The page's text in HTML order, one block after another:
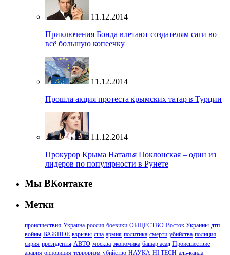
11.12.2014
Приключения Бонда влетают создателям саги во
всё большую копеечку
11.12.2014
Прошла акция протеста крымских татар в Турции
11.12.2014
Прокурор Крыма Наталья Поклонская – один из
лидеров по популярности в Рунете
Мы ВКонтакте
Метки
происшествия Украина россия боевики ОБЩЕСТВО Восток Украины дтп
войны ВАЖНОЕ взрывы сша армия политика смерти убийства полиция
сирия президенты АВТО москва экономика башар асад Происшествие
авария оппозиция терроризм убийство НАУКА HI TECH аль-каида